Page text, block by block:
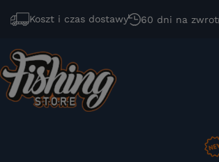
Koszt i czas dostawy 60 dni na zwrot